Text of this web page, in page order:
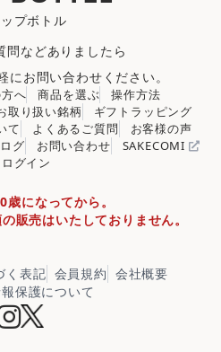
プボトル
問などありましたら
にお問い合わせください。
へ 商品を選ぶ
操作方法
取り扱い銘柄
ギフトラッピング
て よくあるご質問
お客様の声
グ お問い合わせ
SAKECOMI
ログイン
になってから。
販売はいたしておりません。
く表記 会員規約 会社概要
保護について